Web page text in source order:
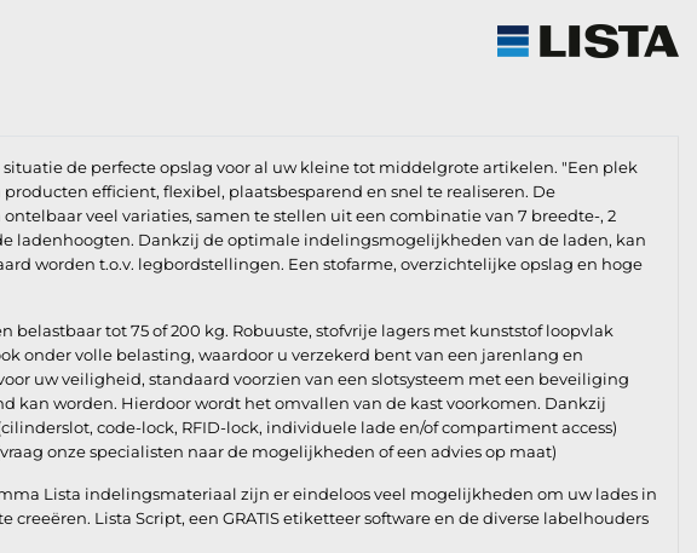
de perfecte opslag voor al uw kleine tot middelgrote artikelen. "Een plek
efficient, flexibel, plaatsbesparend en snel te realiseren. De
veel variaties, samen te stellen uit een combinatie van 7 breedte-, 2
ladenhoogten. Dankzij de optimale indelingsmogelijkheden van de laden, kan
worden t.o.v. legbordstellingen. Een stofarme, overzichtelijke opslag en hoge
belastbaar tot 75 of 200 kg. Robuuste, stofvrije lagers met kunststof loopvlak
onder volle belasting, waardoor u verzekerd bent van een jarenlang en
uw veiligheid, standaard voorzien van een slotsysteem met een beveiliging
kan worden. Hierdoor wordt het omvallen van de kast voorkomen. Dankzij
code-lock, RFID-lock, individuele lade en/of compartiment access)
onze specialisten naar de mogelijkheden of een advies op maat)
Lista indelingsmateriaal zijn er eindeloos veel mogelijkheden om uw lades in
creeëren. Lista Script, een GRATIS etiketteer software en de diverse labelhouders